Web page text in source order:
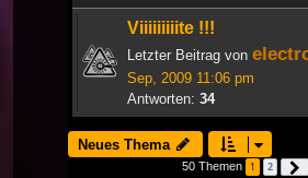
Viiiiiiiiite !!!
Letzter Beitrag von
Sep, 2009 11:06 pm
Antworten: 34
Neues Thema
50 Themen 1 2